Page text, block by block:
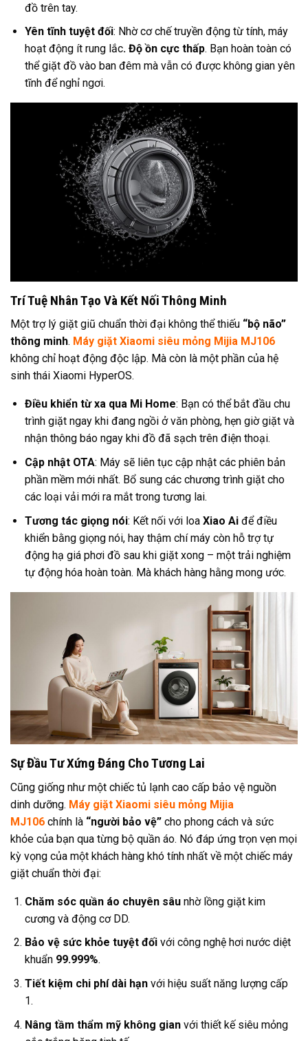
đồ trên tay.
Yên tĩnh tuyệt đối: Nhờ cơ chế truyền động từ tính, máy
hoạt động ít rung lắc. Độ ồn cực thấp. Bạn hoàn toàn có
thể giặt đồ vào ban đêm mà vẫn có được không gian yên
tĩnh để nghỉ ngơi.
Trí Tuệ Nhân Tạo Và Kết Nối Thông Minh
Một trợ lý giặt giũ chuẩn thời đại không thể thiếu “bộ não”
thông minh. Máy giặt Xiaomi siêu mỏng Mijia MJ106
không chỉ hoạt động độc lập. Mà còn là một phần của hệ
sinh thái Xiaomi HyperOS.
Điều khiển từ xa qua Mi Home: Bạn có thể bắt đầu chu
trình giặt ngay khi đang ngồi ở văn phòng, hẹn giờ giặt và
nhận thông báo ngay khi đồ đã sạch trên điện thoại.
Cập nhật OTA: Máy sẽ liên tục cập nhật các phiên bản
phần mềm mới nhất. Bổ sung các chương trình giặt cho
các loại vải mới ra mắt trong tương lai.
Tương tác giọng nói: Kết nối với loa Xiao Aiđể điều
khiển bằng giọng nói, hay thậm chí máy còn hỗ trợ tự
động hạ giá phơi đồ sau khi giặt xong – một trải nghiệm
tự động hóa hoàn toàn. Mà khách hàng hằng mong ước.
Sự Đầu Tư Xứng Đáng Cho Tương Lai
Cũng giống như một chiếc tủ lạnh cao cấp bảo vệ nguồn
dinh dưỡng. Máy giặt Xiaomi siêu mỏng Mijia
MJ106 chính là “người bảo vệ” cho phong cách và sức
khỏe của bạn qua từng bộ quần áo. Nó đáp ứng trọn vẹn mọi
kỳ vọng của một khách hàng khó tính nhất về một chiếc máy
giặt chuẩn thời đại:
Chăm sóc quần áo chuyên sâunhờ lồng giặt kim
cương và động cơ DD.
Bảo vệ sức khỏe tuyệt đốivới công nghệ hơi nước diệt
khuẩn 99.999%.
Tiết kiệm chi phí dài hạnvới hiệu suất năng lượng cấp
1.
Nâng tầm thẩm mỹ không gianvới thiết kế siêu mỏng